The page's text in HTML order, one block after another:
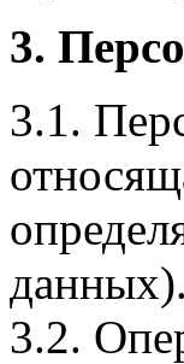
3.
3.1.
данных).
3.2.